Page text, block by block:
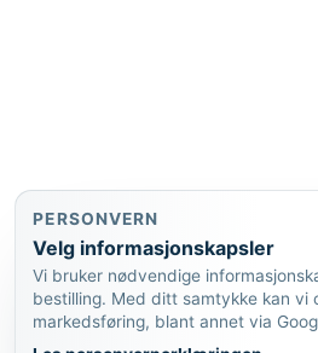
PERSONVERN
Velg informasjonskapsler
Vi bruker nødvendige
bestilling. Med ditt samtykke kan vi
markedsføring, blant annet via